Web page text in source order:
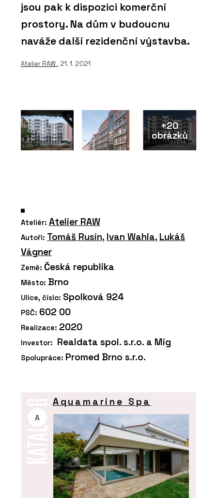
jsou pak k dispozici komerční
prostory. Na dům v budoucnu
naváže další rezidenční výstavba.
Atelier RAW, 21. 1. 2021
+20
obrázků
Ateliér: Atelier RAW
Autoři: Tomáš Rusín, Ivan Wahla, Lukáš
Vágner
Země: Česká republika
Město: Brno
Ulice, číslo: Spolková 924
PSČ: 602 00
Realizace: 2020
Investor: Realdata spol. s.r.o. a Mig
Spolupráce: Promed Brno s.r.o.
A
Aquamarine Spa